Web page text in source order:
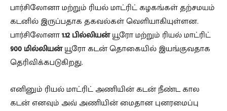
பார்சிலோனா மற்றும் ரியல் மாட்ரிட் கழகங்கள் தற்சமயம்
கடனில் இருப்பதாக தகவல்கள் வெளியாகியுள்ளன.
பார்சிலோனா1.12 பில்லியன்யூரோ மற்றும் ரியல் மாட்ரிட்
900 மில்லியன்யூரோ கடன் தொகையில் இயங்குவதாக
தெ‌ரி‌வி‌க்கபடுகிறது.
எனினும் ரியல் மாட்ரிட் அணியின் கடன் நீண்ட கால
கடன் எனவும் அவ் அணியின் மைதான புனரமைப்பு